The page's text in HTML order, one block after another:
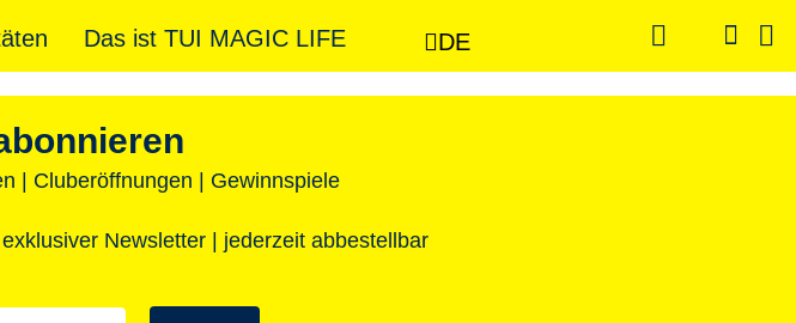
Das ist TUI MAGIC LIFE DE
| Cluberöffnungen | Gewinnspiele
Newsletter | jederzeit abbestellbar